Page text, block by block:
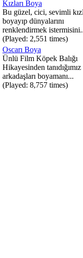
Kızları Boya
Bu güzel, cici, sevimli
boyayıp dünyalarını
renklendirmek
(Played: 2,551 times)
Oscarı Boya
Ünlü Film Köpek Balığı
Hikayesinden
arkadaşları boyamanı...
(Played: 8,757 times)